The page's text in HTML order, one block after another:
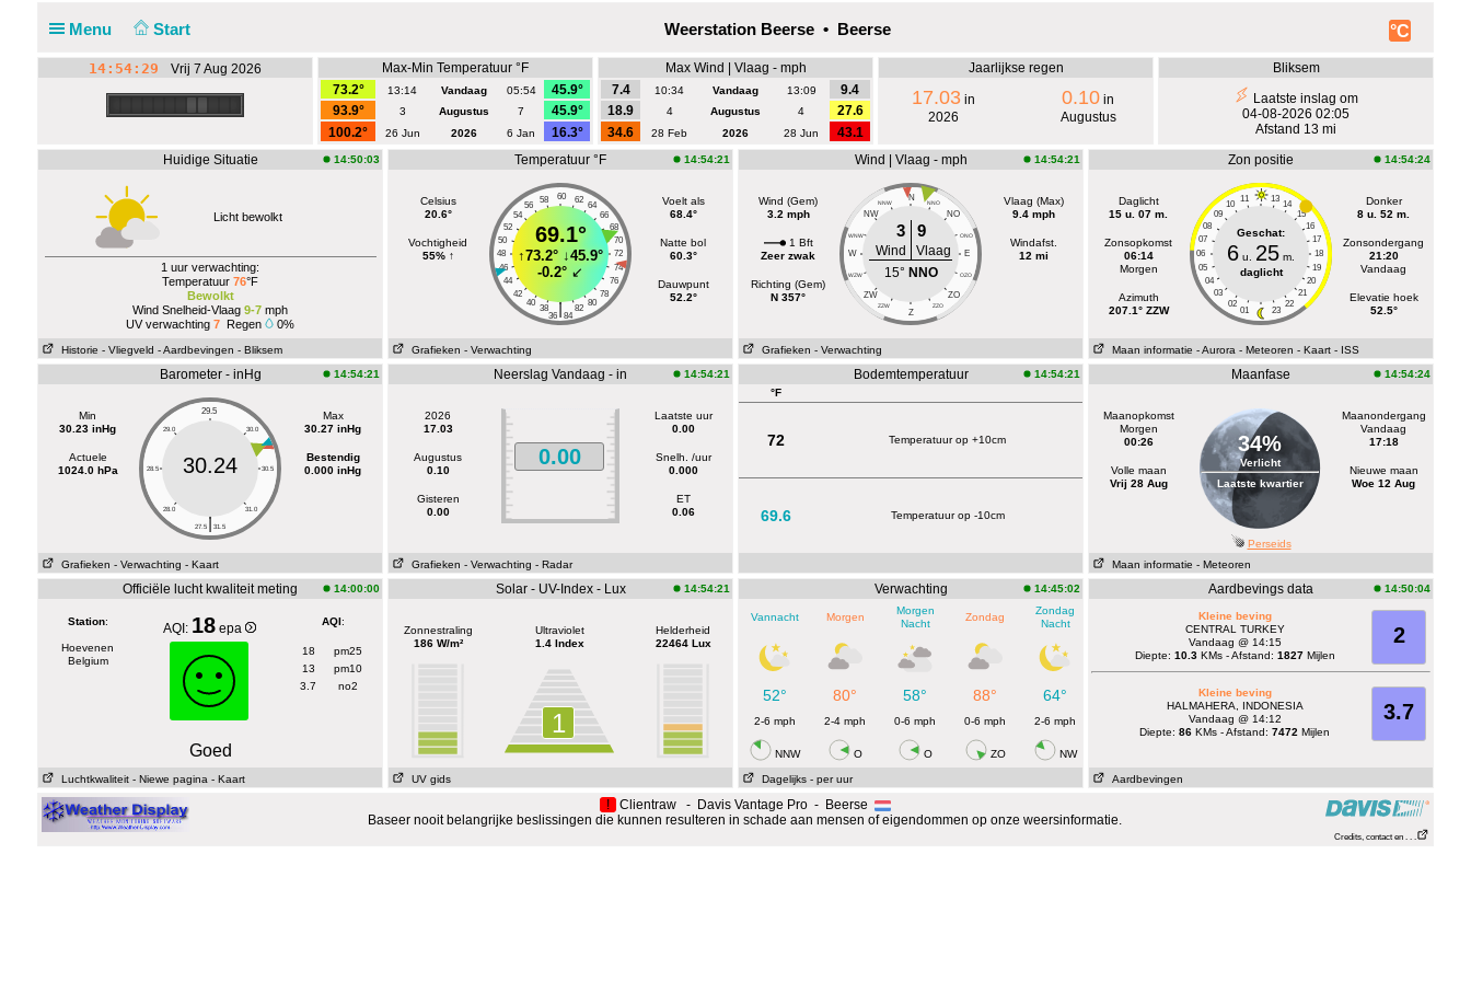
Menu Start °C
Weerstation Beerse • Beerse
14:54:29 Vrij 7 Aug 2026
Max-Min Temperatuur °F
73.2°
13:14 Vandaag 05:54
45.9°
93.9°
3 Augustus 7
45.9°
100.2°
26 Jun 2026 6 Jan 16.3°
Max Wind | Vlaag - mph
7.4
10:34 Vandaag 13:09
9.4
18.9
4 Augustus 4
27.6
34.6
28 Feb 2026 28 Jun 43.1
Jaarlijkse regen
17.03 in
2026
0.10 in
Augustus
Bliksem
Laatste inslag om
04-08-2026 02:05
Afstand 13 mi
Huidige Situatie
14:50:03
Licht bewolkt
1 uur verwachting:
Temperatuur 76°F
Bewolkt
Wind Snelheid-Vlaag 9-7 mph
UV verwachting 7 Regen 0%
Historie - Vliegveld - Aardbevingen - Bliksem
Temperatuur °F 14:54:21
Celsius
20.6°
Vochtigheid
55% ↑
60
58 62
56
64
54
66
52
68
50
70
48
72
46
74
44
76
42
78
40
80
38 82
|
36 84
69.1°
↑73.2° ↓45.9°
-0.2° ↙
Voelt als
68.4°
Natte bol
60.3°
Dauwpunt
52.2°
Grafieken - Verwachting
Wind | Vlaag - mph 14:54:21
Wind (Gem)
3.2 mph
1 Bft
Zeer zwak
Richting (Gem)
N 357°
N
NNW NNO
NW NO
WNW ONO
W E
WZW OZO
ZW ZO
ZZW ZZO
Z
3 9
Wind
Vlaag
15° NNO
Vlaag (Max)
9.4 mph
Windafst.
12 mi
Grafieken - Verwachting
Zon positie 14:54:24
Daglicht
15 u. 07 m.
Zonsopkomst
06:14
Morgen
Azimuth
207.1° ZZW
11 13
10
14
09
15
08
16
07
17
06
18
05
19
04
20
03
21
02
22
01 23
Geschat:
6 u. 25 m.
daglicht
Donker
8 u. 52 m.
Zonsondergang
21:20
Vandaag
Elevatie hoek
52.5°
Maan informatie - Aurora - Meteoren - Kaart - ISS
Barometer - inHg 14:54:21
Min
30.23 inHg
Actuele
1024.0 hPa
29.5
29.0 30.0
28.5 30.5
28.0 31.0
|
27.5 31.5
30.24
Max
30.27 inHg
Bestendig
0.000 inHg
Grafieken - Verwachting - Kaart
Neerslag Vandaag - in 14:54:21
2026
17.03
Augustus
0.10
Gisteren
0.00
0.00
Laatste uur
0.00
Snelh. /uur
0.000
ET
0.06
Grafieken - Verwachting - Radar
Bodemtemperatuur
14:54:21
°F
72 Temperatuur op +10cm
69.6 Temperatuur op -10cm
Maanfase 14:54:24
Maanopkomst
Morgen
00:26
Volle maan
Vrij 28 Aug
34%
Verlicht
Laatste kwartier
Maanondergang
Vandaag
17:18
Nieuwe maan
Woe 12 Aug
Perseids
Maan informatie - Meteoren
Officiële lucht kwaliteit meting 14:00:00
Station:
Hoevenen
Belgium
AQI: 18 epa AQI:
18
pm25
13
pm10
3.7
no2
Goed
Luchtkwaliteit - Niewe pagina - Kaart
Solar - UV-Index - Lux 14:54:21
Zonnestraling
186 W/m²
Ultraviolet
1.4 Index
1
Helderheid
22464 Lux
UV gids
Verwachting 14:45:02
Vannacht Morgen
Morgen
Nacht
Zondag
Zondag
Nacht
52° 80° 58° 88° 64°
2-6 mph 2-4 mph 0-6 mph 0-6 mph 2-6 mph
NNW O O ZO NW
Dagelijks - per uur
Aardbevings data 14:50:04
2
Kleine beving
CENTRAL TURKEY
Vandaag @ 14:15
Diepte: 10.3KMs - Afstand: 1827Mijlen
3.7
Kleine beving
HALMAHERA, INDONESIA
Vandaag @ 14:12
Diepte: 86 KMs - Afstand: 7472 Mijlen
Aardbevingen
!
Clientraw - Davis Vantage Pro - Beerse
Baseer nooit belangrijke beslissingen die kunnen resulteren in schade aan mensen of eigendommen op onze weersinformatie.
Credits, contact en . . .